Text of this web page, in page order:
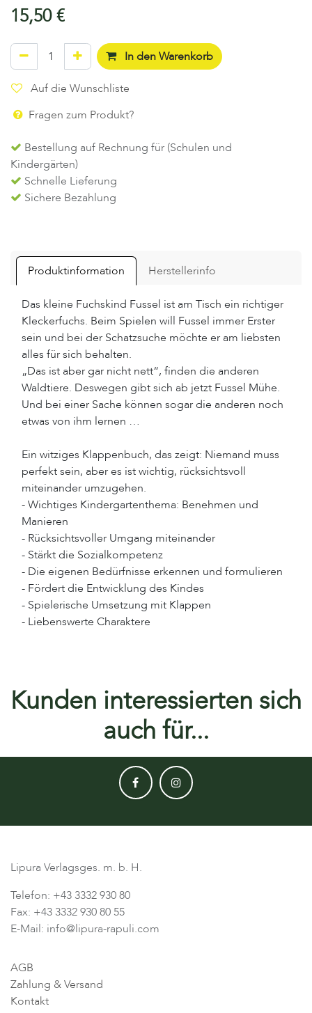
15,50€
In den Warenkorb
Auf die Wunschliste
Fragen zum Produkt?
Bestellung auf Rechnung für (Schulen und
Kindergärten)
Schnelle Lieferung
Sichere Bezahlung
Produktinformation Herstellerinfo
Das kleine Fuchskind Fussel ist am Tisch ein richtiger
Kleckerfuchs. Beim Spielen will Fussel immer Erster
sein und bei der Schatzsuche möchte er am liebsten
alles für sich behalten.
„Das ist aber gar nicht nett“, finden die anderen
Waldtiere. Deswegen gibt sich ab jetzt Fussel Mühe.
Und bei einer Sache können sogar die anderen noch
etwas von ihm lernen …
Ein witziges Klappenbuch, das zeigt: Niemand muss
perfekt sein, aber es ist wichtig, rücksichtsvoll
miteinander umzugehen.
- Wichtiges Kindergartenthema: Benehmen und
Manieren
- Rücksichtsvoller Umgang miteinander
- Stärkt die Sozialkompetenz
- Die eigenen Bedürfnisse erkennen und formulieren
- Fördert die Entwicklung des Kindes
- Spielerische Umsetzung mit Klappen
- Liebenswerte Charaktere
Kunden interessierten sich
auch für...
Lipura Verlagsges. m. b. H.
Telefon: +43 3332 930 80
Fax: +43 3332 930 80 55
E-Mail: info@lipura-rapuli.com
AGB
Zahlung & Versand
Kontakt